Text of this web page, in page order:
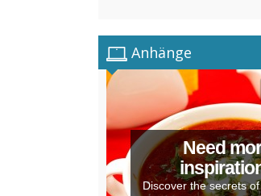
Anhänge
Need
Discover the secrets